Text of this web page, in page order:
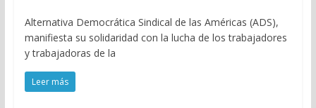
Alternativa Democrática Sindical de las Américas (ADS),
manifiesta su solidaridad con la lucha de los trabajadores
y trabajadoras de la
Leer más